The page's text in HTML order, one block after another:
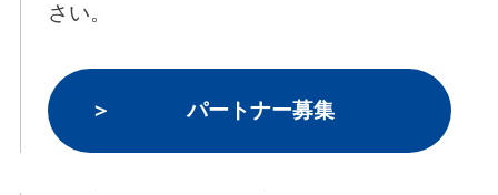
さい。
パートナー募集